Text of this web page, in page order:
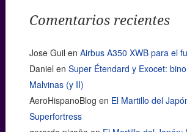
Comentarios recientes
Jose Guil en Airbus A350 XWB para el
Daniel en Super Étendard y Exocet:
Malvinas (y II)
AeroHispanoBlog en El Martillo del
Superfortress